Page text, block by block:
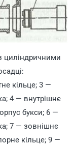
циліндричними
кільце; 3 —
4 — внутрішнє
букси; 6 —
7 — зовнішнє
кільце; 9 —